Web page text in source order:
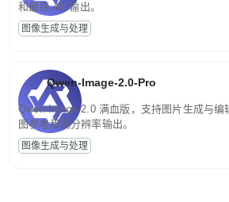
和最高 4K 输出。
图像生成与处理
Qwen-Image-2.0-Pro
Qwen-Image-2.0 满血版，支持图片生成与编
图参考和高分辨率输出。
图像生成与处理